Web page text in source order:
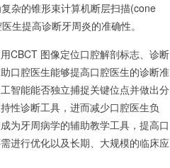
杂的锥形束计算机断层扫描(cone
生提高诊断牙周炎的准确性。
CBCT 图像定位口腔解剖标志、诊断
口腔医生能够提高口腔医生的诊断准
智能能否独立捕捉关键位点并做出分
性诊断工具，进而减少口腔医生负
为牙周病学的辅助教学工具，提高口
进行优化以及长期、大规模的临床应